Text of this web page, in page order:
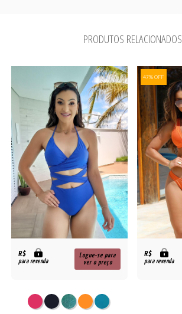
PRODUTOS RELACIONADOS
R$
para revenda
Logue-se para
ver o preço
47% OFF
R$
para revenda